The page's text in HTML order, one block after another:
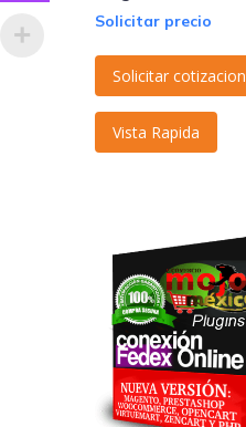
Solicitar precio
Solicitar cotizacion
Vista Rapida